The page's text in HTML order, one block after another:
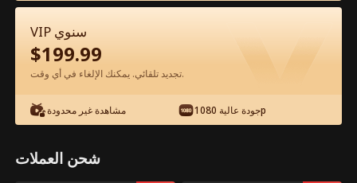
الحلقة 66 - ملك الجحيم يقاتل من أجل الحب
الفيلم كامل
1-50 51-80
66 67 68 69 70
VIP سنوي
$199.99
تجديد تلقائي. يمكنك الإلغاء في أي وقت.
مشاهدة غير محدودة جودة عالية 1080p
شحن العملات